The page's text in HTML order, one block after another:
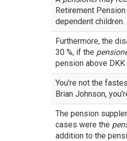
Retirement
dependent children.
Furthermore, the
30 %, if the
pension above
You're not the
Brian Johnson,
The pension
cases were the
addition to the